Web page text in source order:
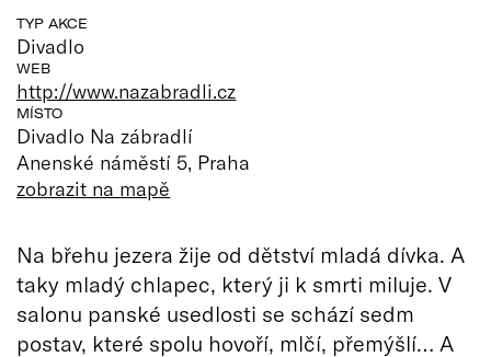
TYP AKCE
Divadlo
WEB
http://www.nazabradli.cz
MÍSTO
Divadlo Na zábradlí
Anenské náměstí 5, Praha
zobrazit na mapě
Na břehu jezera žije od dětství mladá dívka. A
taky mladý chlapec, který ji k smrti miluje. V
salonu panské usedlosti se schází sedm
postav, které spolu hovoří, mlčí, přemýšlí… A